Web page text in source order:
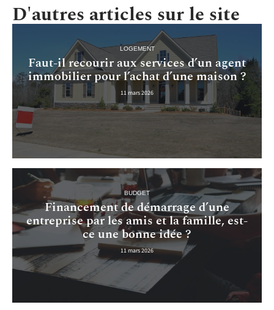
D'autres articles sur le site
LOGEMENT
Faut-il recourir aux services d’un agent
immobilier pour l’achat d’une maison ?
11 mars 2026
BUDGET
Financement de démarrage d’une
entreprise par les amis et la famille, est-
ce une bonne idée ?
11 mars 2026